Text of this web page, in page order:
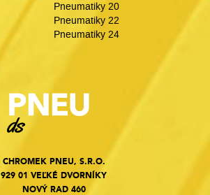
Pneumatiky 20
Pneumatiky 22
Pneumatiky 24
CHROMEK PNEU, S.R.O.
929 01 VEĽKÉ DVORNÍKY
NOVÝ RAD 460